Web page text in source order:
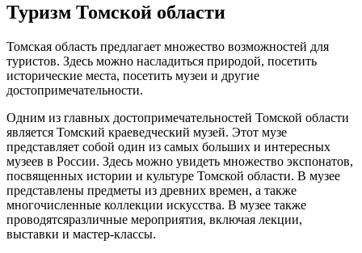
Туризм Томской области
Томская область предлагает множество возможностей для
туристов. Здесь можно насладиться природой, посетить
исторические места, посетить музеи и другие
достопримечательности.
Одним из главных достопримечательностей Томской области
является Томский краеведческий музей. Этот музе
представляет собой один из самых больших и интересных
музеев в России. Здесь можно увидеть множество экспонатов,
посвященных истории и культуре Томской области. В музее
представлены предметы из древних времен, а также
многочисленные коллекции искусства. В музее также
проводятсяразличные мероприятия, включая лекции,
выставки и мастер-классы.